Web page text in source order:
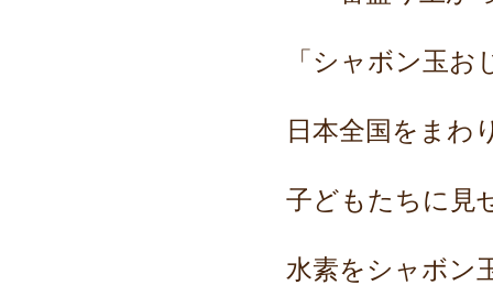
「シャボン玉
日本全国をまわ
子どもたちに見
水素をシャボン